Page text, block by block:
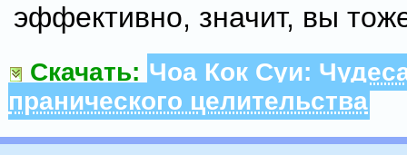
эффективно, значит, вы
Скачать: Чоа Кок Суи:
пранического целительства